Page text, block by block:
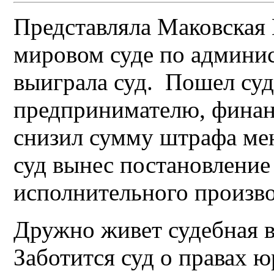
Представляла
мировом суде по
выиграла суд. Пошел
предпринимателю,
снизил сумму штрафа
суд вынес
исполнительного
Дружно живет судебная
Заботится суд о правах